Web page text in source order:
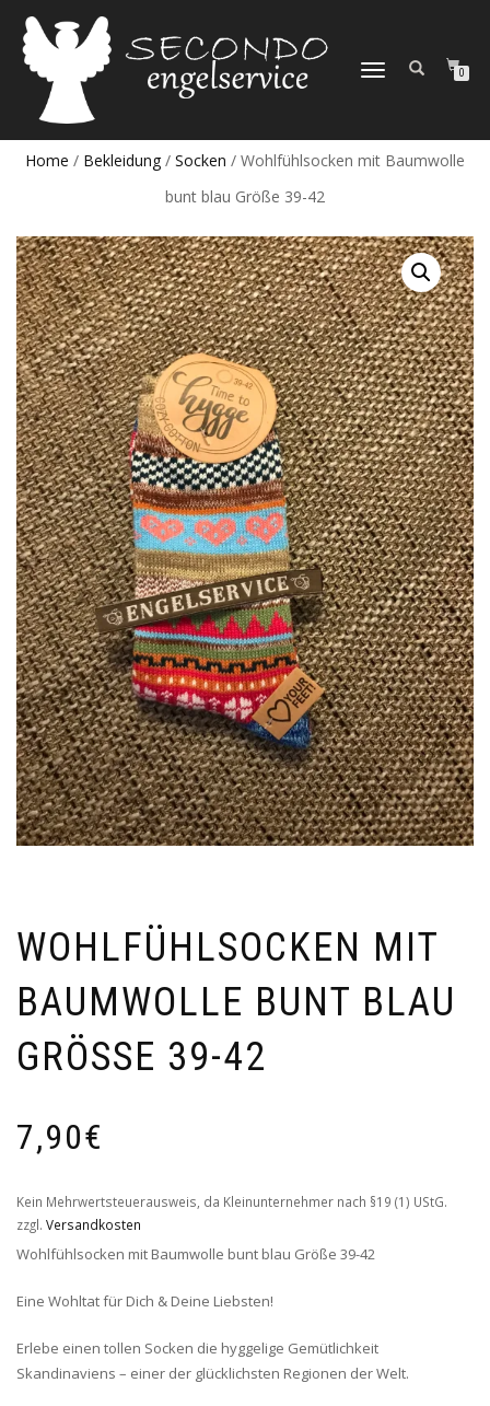
NAVIGATION
0
Home / Bekleidung / Socken / Wohlfühlsocken mit Baumwolle
bunt blau Größe 39-42
WOHLFÜHLSOCKEN MIT
BAUMWOLLE BUNT BLAU
GRÖSSE 39-42
7,90€
Kein Mehrwertsteuerausweis, da Kleinunternehmer nach §19 (1) UStG.
zzgl. Versandkosten
Wohlfühlsocken mit Baumwolle bunt blau Größe 39-42
Eine Wohltat für Dich & Deine Liebsten!
Erlebe einen tollen Socken die hyggelige Gemütlichkeit
Skandinaviens – einer der glücklichsten Regionen der Welt.